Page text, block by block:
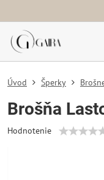
Úvod Šperky
Brošňa
Hodnotenie